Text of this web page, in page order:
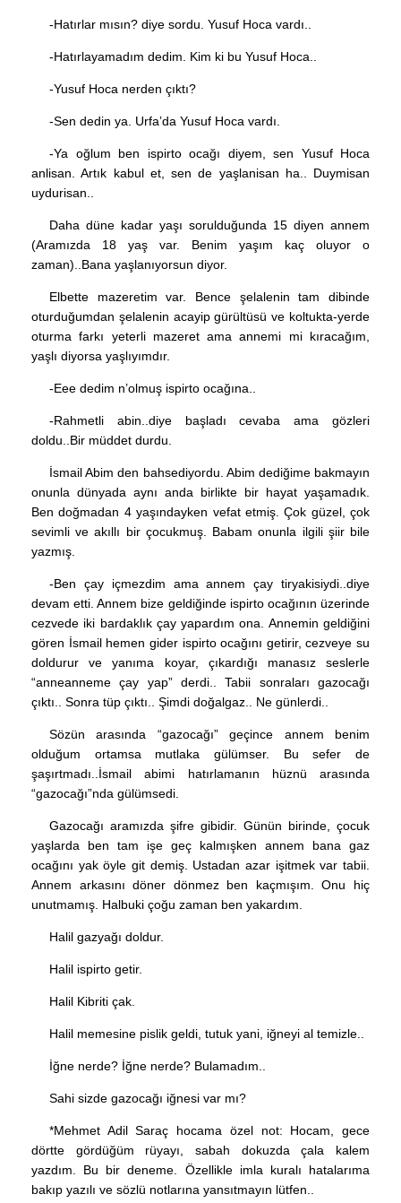
-Hatırlar mısın? diye sordu. Yusuf Hoca vardı..
-Hatırlayamadım dedim. Kim ki bu Yusuf Hoca..
-Yusuf Hoca nerden çıktı?
-Sen dedin ya. Urfa’da Yusuf Hoca vardı.
-Ya oğlum ben ispirto ocağı diyem, sen Yusuf Hoca
anlisan. Artık kabul et, sen de yaşlanisan ha.. Duymisan
uydurisan..
Daha düne kadar yaşı sorulduğunda 15 diyen annem
(Aramızda 18 yaş var. Benim yaşım kaç oluyor o
zaman)..Bana yaşlanıyorsun diyor.
Elbette mazeretim var. Bence şelalenin tam dibinde
oturduğumdan şelalenin acayip gürültüsü ve koltukta-yerde
oturma farkı yeterli mazeret ama annemi mi kıracağım,
yaşlı diyorsa yaşlıyımdır.
-Eee dedim n’olmuş ispirto ocağına..
-Rahmetli abin..diye başladı cevaba ama gözleri
doldu..Bir müddet durdu.
İsmail Abim den bahsediyordu. Abim dediğime bakmayın
onunla dünyada aynı anda birlikte bir hayat yaşamadık.
Ben doğmadan 4 yaşındayken vefat etmiş. Çok güzel, çok
sevimli ve akıllı bir çocukmuş. Babam onunla ilgili şiir bile
yazmış.
-Ben çay içmezdim ama annem çay tiryakisiydi..diye
devam etti. Annem bize geldiğinde ispirto ocağının üzerinde
cezvede iki bardaklık çay yapardım ona. Annemin geldiğini
gören İsmail hemen gider ispirto ocağını getirir, cezveye su
doldurur ve yanıma koyar, çıkardığı manasız seslerle
“anneanneme çay yap” derdi.. Tabii sonraları gazocağı
çıktı.. Sonra tüp çıktı.. Şimdi doğalgaz.. Ne günlerdi..
Sözün arasında “gazocağı” geçince annem benim
olduğum ortamsa mutlaka gülümser. Bu sefer de
şaşırtmadı..İsmail abimi hatırlamanın hüznü arasında
“gazocağı”nda gülümsedi.
Gazocağı aramızda şifre gibidir. Günün birinde, çocuk
yaşlarda ben tam işe geç kalmışken annem bana gaz
ocağını yak öyle git demiş. Ustadan azar işitmek var tabii.
Annem arkasını döner dönmez ben kaçmışım. Onu hiç
unutmamış. Halbuki çoğu zaman ben yakardım.
Halil gazyağı doldur.
Halil ispirto getir.
Halil Kibriti çak.
Halil memesine pislik geldi, tutuk yani, iğneyi al temizle..
İğne nerde? İğne nerde? Bulamadım..
Sahi sizde gazocağı iğnesi var mı?
*Mehmet Adil Saraç hocama özel not: Hocam, gece
dörtte gördüğüm rüyayı, sabah dokuzda çala kalem
yazdım. Bu bir deneme. Özellikle imla kuralı hatalarıma
bakıp yazılı ve sözlü notlarına yansıtmayın lütfen..